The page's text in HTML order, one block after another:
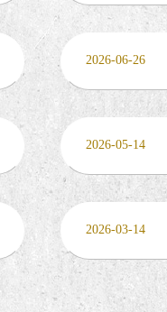
2026-06-26
2026-05-14
2026-03-14